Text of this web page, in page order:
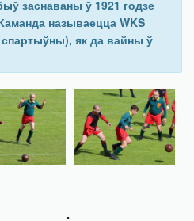
заснаваны ў 1921 годзе
называецца WKS
як да вайны ў